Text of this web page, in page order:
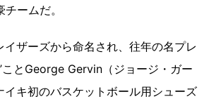
ームだ。
イザーズから命名され、往年の名プレ
ことGeorge Gervin（ジョージ・ガー
イキ初のバスケットボール用シューズ